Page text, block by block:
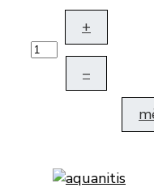
+
–